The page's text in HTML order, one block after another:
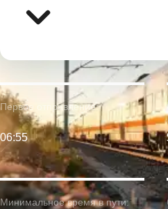
Минимальное время в пути:
Первое отправление:
06:55